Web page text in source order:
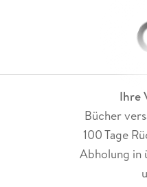
Ihre
Bücher
100 Tage
Abholung in